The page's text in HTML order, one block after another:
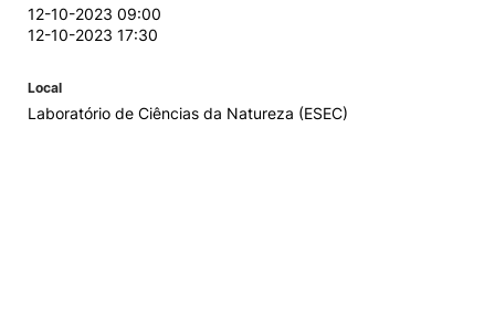
12-10-2023 09:00
12-10-2023 17:30
Local
Laboratório de Ciências da Natureza (ESEC)